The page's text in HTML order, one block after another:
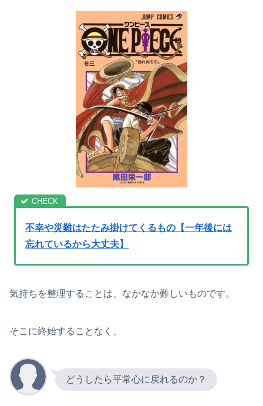
不幸や災難はたたみ掛けてくるもの【一年後には
忘れているから大丈夫】
気持ちを整理することは、なかなか難しいものです。
そこに終始することなく、
どうしたら平常心に戻れるのか？